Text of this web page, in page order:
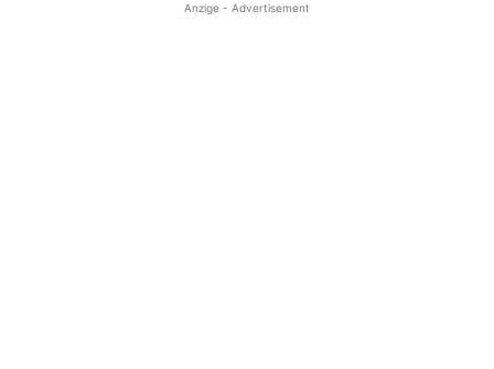
Anzige - Advertisement